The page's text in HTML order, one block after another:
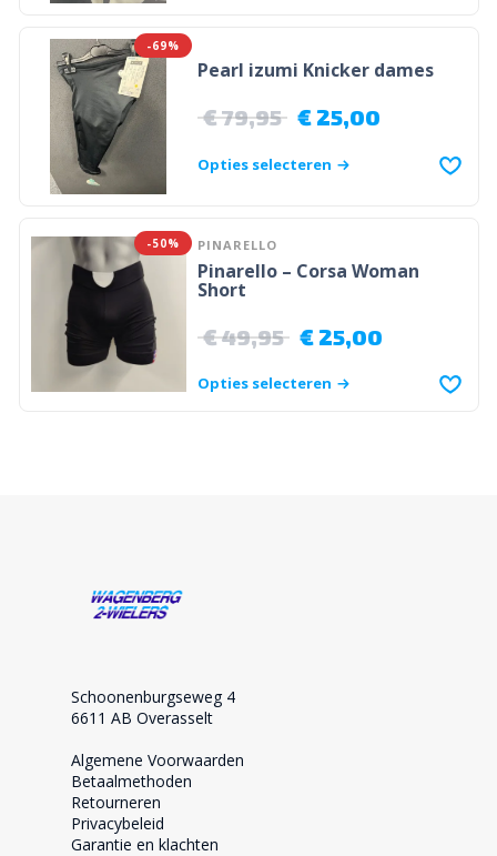
-69%
Pearl izumi Knicker dames
€79,95 €25,00
Opties selecteren
-50% PINARELLO
Pinarello – Corsa Woman
Short
€49,95 €25,00
Opties selecteren
Schoonenburgseweg 4
6611 AB Overasselt
Algemene Voorwaarden
Betaalmethoden
Retourneren
Privacybeleid
Garantie en klachten